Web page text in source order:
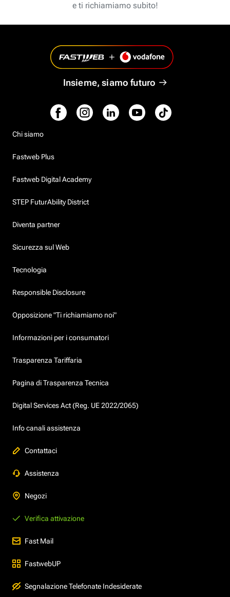
e ti richiamiamo subito!
Insieme, siamo futuro
Chi siamo
Fastweb Plus
Fastweb Digital Academy
STEP FuturAbility District
Diventa partner
Sicurezza sul Web
Tecnologia
Responsible Disclosure
Opposizione "Ti richiamiamo noi"
Informazioni per i consumatori
Trasparenza Tariffaria
Pagina di Trasparenza Tecnica
Digital Services Act (Reg. UE 2022/2065)
Info canali assistenza
Contattaci
Assistenza
Negozi
Verifica attivazione
Fast Mail
FastwebUP
Segnalazione Telefonate Indesiderate